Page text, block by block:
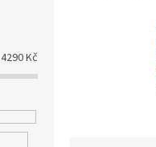
4290Kč